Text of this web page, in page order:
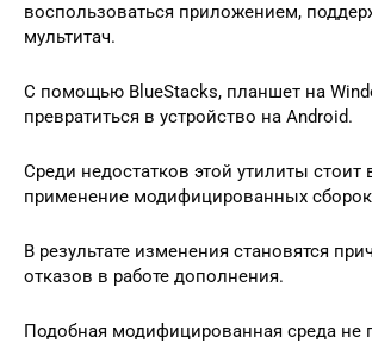
воспользоваться приложением,
мультитач.
С помощью BlueStacks, планшет на
превратиться в устройство на Android.
Среди недостатков этой утилиты стоит
применение модифицированных
В результате изменения становятся
отказов в работе дополнения.
Подобная модифицированная среда не